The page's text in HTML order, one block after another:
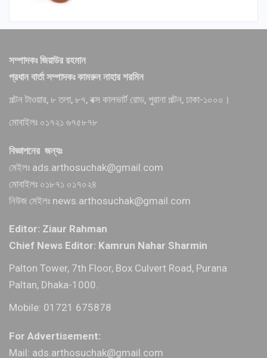
সম্পাদকঃ জিয়াউর রহমান
প্রধান বার্তা সম্পাদকঃ কামরুন নাহার শরমিন
পল্টন টাওয়ার, ৮ তলা, ৮৭, বক্স কালভার্ট রোড, পুরানা পল্টন, ঢাকা-১০০০।
মোবাইলঃ ০১৭২১ ৬৭৫৮৭৮
বিজ্ঞাপনের জন্যঃ
মেইলঃ ads.arthosuchak@gmail.com
মোবাইলঃ ০১৮৭১ ০১৭০২৪
নিউজ মেইলঃ news.arthosuchak@gmail.com
Editor: Ziaur Rahman
Chief News Editor: Kamrun Nahar Sharmin
Palton Tower, 7th Floor, Box Culvert Road, Purana
Paltan, Dhaka-1000.
Mobile: 01721 675878
For Advertisement:
Mail: ads.arthosuchak@gmail.com